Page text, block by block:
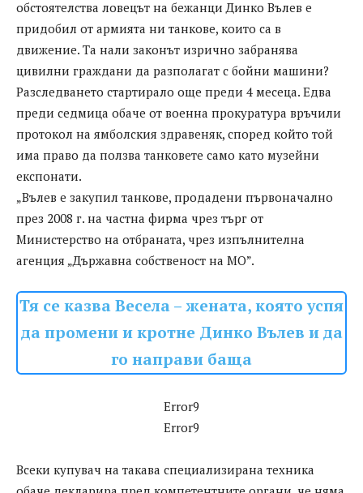
обстоятелства ловецът на бежанци Динко Вълев е
придобил от армията ни танкове, които са в
движение. Та нали законът изрично забранява
цивилни граждани да разполагат с бойни машини?
Разследването стартирало още преди 4 месеца. Едва
преди седмица обаче от военна прокуратура връчили
протокол на ямболския здравеняк, според който той
има право да ползва танковете само като музейни
експонати.
„Вълев е закупил танкове, продадени първоначално
през 2008 г. на частна фирма чрез търг от
Министерство на отбраната, чрез изпълнителна
агенция „Държавна собственост на МО”.
Тя се казва Весела – жената, която успя
да промени и кротне Динко Вълев и да
го направи баща
Error9
Error9
Всеки купувач на такава специализирана техника